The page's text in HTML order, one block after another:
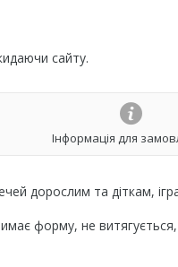
сайту.
Інформація для
дорослим та діткам,
форму, не витягується,